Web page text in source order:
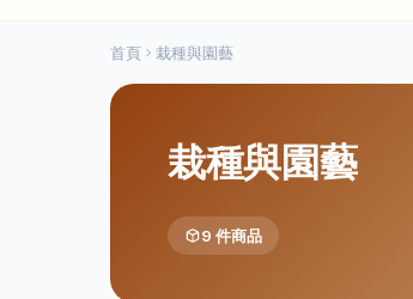
首頁 栽種與園藝
栽種與園藝
9 件商品